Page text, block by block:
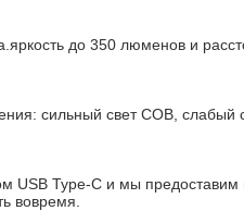
до 350 люменов и
сильный свет COB, слабый
Type-C и мы предоставим
вовремя.